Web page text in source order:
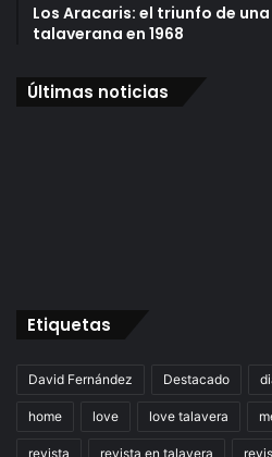
Los Aracaris: el triunfo de
talaverana en 1968
Últimas noticias
Etiquetas
David Fernández Destacado
home love love talavera
revista revista en talavera